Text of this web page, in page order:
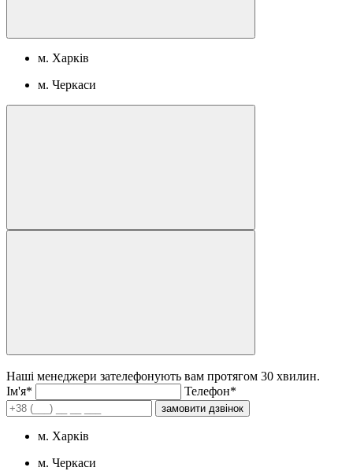
м. Харків
м. Черкаси
Наші менеджери зателефонують вам протягом 30 хвилин.
Iм'я*
Телефон*
замовити дзвінок
м. Харків
м. Черкаси